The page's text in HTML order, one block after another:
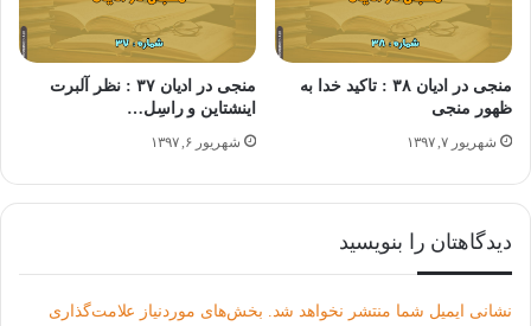
منجی در ادیان ۳۸ : تاکید خدا به
ظهور منجی
شهریور ۷, ۱۳۹۷
منجی در ادیان ۳۷ : نظر آلبرت
اینشتاین و راسِل…
شهریور ۶, ۱۳۹۷
دیدگاهتان را بنویسید
نشانی ایمیل شما منتشر نخواهد شد. بخش‌های موردنیاز علامت‌گذاری